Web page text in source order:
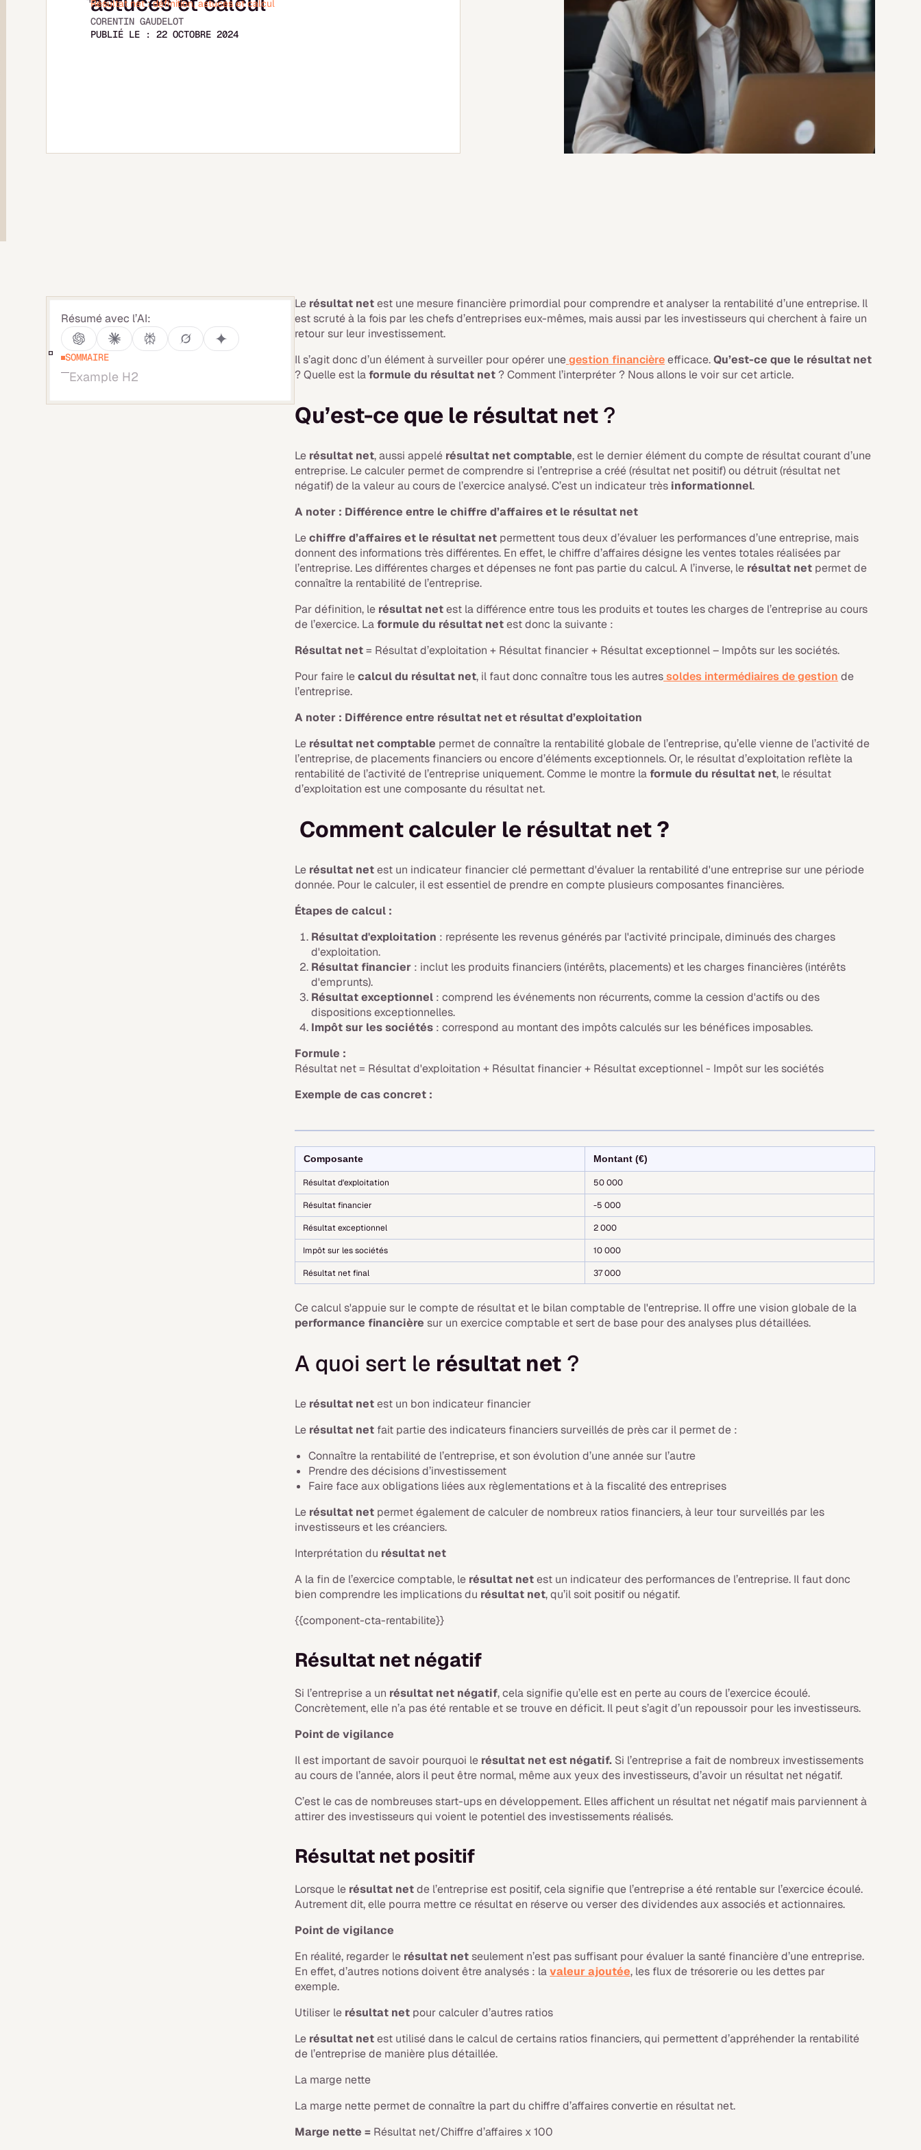
Résultat net : définition, astuces et calcul
CORENTIN GAUDELOT
PUBLIÉ LE :22 OCTOBRE 2024
Résumé avec l’AI:
SOMMAIRE
Example H2
Le résultat netest une mesure financière primordial pour comprendre et analyser la rentabilité d’une entreprise. Il
est scruté à la fois par les chefs d’entreprises eux-mêmes, mais aussi par les investisseurs qui cherchent à faire un
retour sur leur investissement.
Il s’agit donc d’un élément à surveiller pour opérer unegestion financièreefficace.Qu’est-ce que le résultat net
? Quelle est laformule du résultat net? Comment l’interpréter ? Nous allons le voir sur cet article.
Qu’est-ce que le résultat net?
Le résultat net, aussi appelé résultat net comptable, est le dernier élément du compte de résultat courant d’une
entreprise. Le calculer permet de comprendre si l’entreprise a créé (résultat net positif) ou détruit (résultat net
négatif) de la valeur au cours de l’exercice analysé. C’est un indicateur très informationnel.
A noter : Différence entre le chiffre d’affaires et le résultat net
Lechiffre d’affaires et le résultat net permettent tous deux d’évaluer les performances d’une entreprise, mais
donnent des informations très différentes. En effet, le chiffre d’affaires désigne les ventes totales réalisées par
l’entreprise. Les différentes charges et dépenses ne font pas partie du calcul. A l’inverse, le résultat net permet de
connaître la rentabilité de l’entreprise.
Par définition, le résultat netest la différence entre tous les produits et toutes les charges de l’entreprise au cours
de l’exercice. Laformule du résultat netest donc la suivante :
Résultat net= Résultat d’exploitation + Résultat financier + Résultat exceptionnel – Impôts sur les sociétés.
Pour faire lecalcul du résultat net, il faut donc connaître tous les autressoldes intermédiaires de gestion de
l’entreprise.
A noter : Différence entre résultat net et résultat d’exploitation
Le résultat net comptable permet de connaître la rentabilité globale de l’entreprise, qu’elle vienne de l’activité de
l’entreprise, de placements financiers ou encore d’éléments exceptionnels. Or, le résultat d’exploitation reflète la
rentabilité de l’activité de l’entreprise uniquement. Comme le montre laformule du résultat net, le résultat
d’exploitation est une composante du résultat net.
Comment calculer le résultat net ?
Le résultat netest un indicateur financier clé permettant d'évaluer la rentabilité d'une entreprise sur une période
donnée. Pour le calculer, il est essentiel de prendre en compte plusieurs composantes financières.
Étapes de calcul :
Résultat d'exploitation : représente les revenus générés par l'activité principale, diminués des charges
d'exploitation.
Résultat financier : inclut les produits financiers (intérêts, placements) et les charges financières (intérêts
d'emprunts).
Résultat exceptionnel : comprend les événements non récurrents, comme la cession d'actifs ou des
dispositions exceptionnelles.
Impôt sur les sociétés : correspond au montant des impôts calculés sur les bénéfices imposables.
Formule :
Résultat net = Résultat d'exploitation + Résultat financier + Résultat exceptionnel - Impôt sur les sociétés
Exemple de cas concret :
Composante Montant (€)
Résultat d'exploitation 50 000
Résultat financier -5 000
Résultat exceptionnel 2 000
Impôt sur les sociétés 10 000
Résultat net final 37 000
Ce calcul s'appuie sur le compte de résultat et le bilan comptable de l'entreprise. Il offre une vision globale de la
performance financière sur un exercice comptable et sert de base pour des analyses plus détaillées.
A quoi sert le résultat net ?
Le résultat netest un bon indicateur financier
Le résultat net fait partie des indicateurs financiers surveillés de près car il permet de :
Connaître la rentabilité de l’entreprise, et son évolution d’une année sur l’autre
Prendre des décisions d’investissement
Faire face aux obligations liées aux règlementations et à la fiscalité des entreprises
Le résultat net permet également de calculer de nombreux ratios financiers, à leur tour surveillés par les
investisseurs et les créanciers.
Interprétation du résultat net
A la fin de l’exercice comptable, le résultat netest un indicateur des performances de l’entreprise. Il faut donc
bien comprendre les implications du résultat net, qu’il soit positif ou négatif.
{{component-cta-rentabilite}}
Résultat net négatif
Si l’entreprise a un résultat net négatif, cela signifie qu’elle est en perte au cours de l’exercice écoulé.
Concrètement, elle n’a pas été rentable et se trouve en déficit. Il peut s’agit d’un repoussoir pour les investisseurs.
Point de vigilance
Il est important de savoir pourquoi le résultat net est négatif. Si l’entreprise a fait de nombreux investissements
au cours de l’année, alors il peut être normal, même aux yeux des investisseurs, d’avoir un résultat net négatif.
C’est le cas de nombreuses start-ups en développement. Elles affichent un résultat net négatif mais parviennent à
attirer des investisseurs qui voient le potentiel des investissements réalisés.
Résultat net positif
Lorsque le résultat netde l’entreprise est positif, cela signifie que l’entreprise a été rentable sur l’exercice écoulé.
Autrement dit, elle pourra mettre ce résultat en réserve ou verser des dividendes aux associés et actionnaires.
Point de vigilance
En réalité, regarder le résultat netseulement n’est pas suffisant pour évaluer la santé financière d’une entreprise.
En effet, d’autres notions doivent être analysés : lavaleur ajoutée, les flux de trésorerie ou les dettes par
exemple.
Utiliser le résultat net pour calculer d’autres ratios
Le résultat netest utilisé dans le calcul de certains ratios financiers, qui permettent d’appréhender la rentabilité
de l’entreprise de manière plus détaillée.
La marge nette
La marge nette permet de connaître la part du chiffre d’affaires convertie en résultat net.
Marge nette = Résultat net/Chiffre d’affaires x 100